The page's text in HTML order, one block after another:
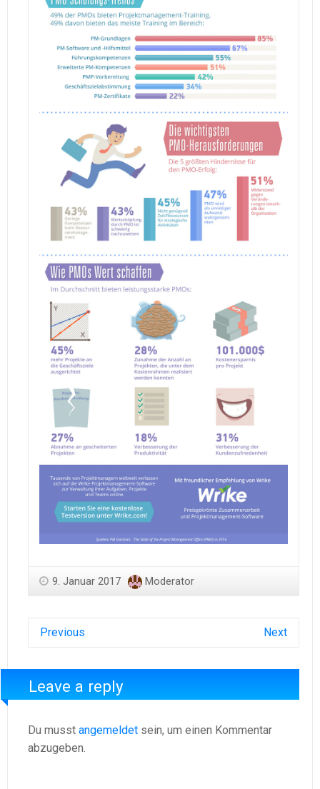
9. Januar 2017 Moderator
Previous Next
Leave a reply
Du musst angemeldet sein, um einen Kommentar
abzugeben.